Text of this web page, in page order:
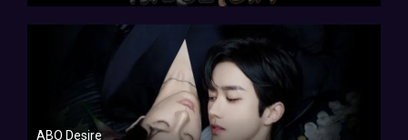
ABO Desire